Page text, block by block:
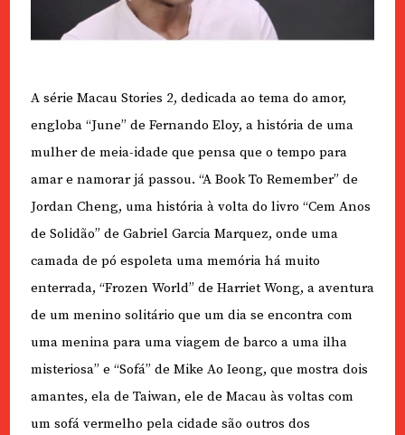
A série Macau Stories 2, dedicada ao tema do amor,
engloba “June” de Fernando Eloy, a história de uma
mulher de meia-idade que pensa que o tempo para
amar e namorar já passou. “A Book To Remember” de
Jordan Cheng, uma história à volta do livro “Cem Anos
de Solidão” de Gabriel Garcia Marquez, onde uma
camada de pó espoleta uma memória há muito
enterrada, “Frozen World” de Harriet Wong, a aventura
de um menino solitário que um dia se encontra com
uma menina para uma viagem de barco a uma ilha
misteriosa” e “Sofá” de Mike Ao Ieong, que mostra dois
amantes, ela de Taiwan, ele de Macau às voltas com
um sofá vermelho pela cidade são outros dos